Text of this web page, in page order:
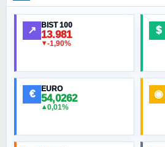
Ankara Zirvesi: NATO
Ortadoğu Haritasının
MURAT ÖZKAN
↗ BIST 100
13.981
▼-1,90%
$
€ EURO
54,0262
▲0,01%
◉